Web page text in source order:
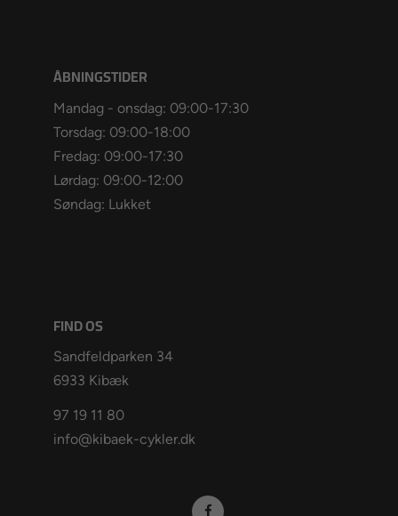
ÅBNINGSTIDER
Mandag - onsdag: 09:00-17:30
Torsdag: 09:00-18:00
Fredag: 09:00-17:30
Lørdag: 09:00-12:00
Søndag: Lukket
FIND OS
Sandfeldparken 34
6933 Kibæk
97 19 11 80
info@kibaek-cykler.dk